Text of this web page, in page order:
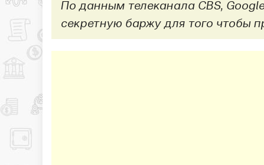
По данным телеканала CBS,
секретную баржу для того чтобы